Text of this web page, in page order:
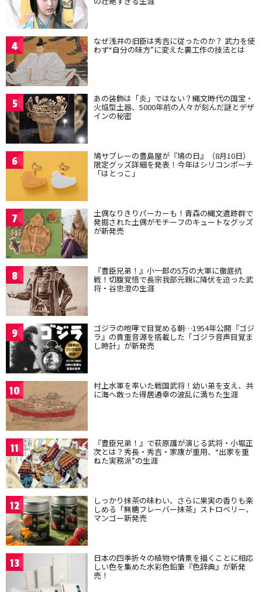
4 なぜ浅井の旧臣は秀吉に従ったのか？ 武力を使
わず“自分の味方”に変えた裏工作の技法とは
5 あの装飾は「炎」ではない？縄文時代の国宝・
火焔型土器、5000年前の人々が刻んだ謎とデザ
インの秘密
6 鳩サブレーの豊島屋が『鳩の日』（8月10日）
限定グッズ詳細を発表！今年はシリコンポーチ
「はとっこ」
7 土偶なりきりパーカーも！青森の縄文遺跡群で
発掘された土偶がモチーフのキュートなグッズ
が新発売
8 『豊臣兄弟！』小一郎の5万の大軍に徹底抗
戦！切腹覚悟で長宗我部元親に降伏を迫った武
将・谷忠澄の生涯
9 ゴジラの咆哮で目覚める朝…1954年公開『ゴジ
ラ』の貴重音源を搭載した「ゴジラ音声目覚ま
し時計」が新発売
10 村上水軍を率いた戦国武将！幼い弟を支え、共
に海へ散った得居通幸の波乱に満ちた生涯
11 『豊臣兄弟！』で萩原護が演じる武将・小堀正
次とは？秀長・秀吉・家康が重用、“出家を重
ねた実務派”の生涯
12 しっかり抹茶の味わい、さらに果実の香りも楽
しめる「無糖フレーバー抹茶」ストロベリー、
マンゴー新発売
13 日本の四季折々の植物や情景を描くことに相応
しい色を集めた水彩色鉛筆『色辞典』が新発
売！